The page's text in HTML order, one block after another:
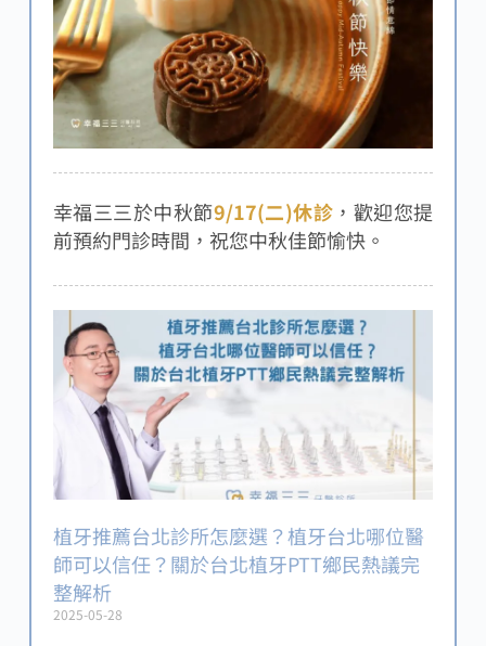
幸福三三於中秋節9/17(二)休診 ，歡迎您提
前預約門診時間，祝您中秋佳節愉快。
植牙推薦台北診所怎麼選？植牙台北哪位醫
師可以信任？關於台北植牙PTT鄉民熱議完
整解析
2025-05-28